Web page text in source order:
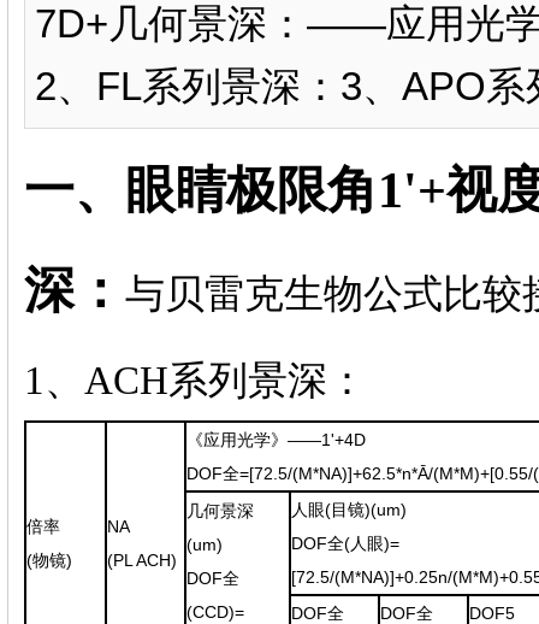
7D+几何景深：——应用光
2、FL系列景深：3、APO系
一、眼睛极限角1'+视
深： 与贝雷克生物公式比较
1、ACH系列景深：
倍率
(物镜)
NA
(PL ACH)
《应用光学》——1'+4D
DOF全=[72.5/(M*NA)]+62.5*n*Ā/(M*M)+[0.55/
几何景深
(um)
DOF全
(CCD)=
人眼(目镜)(um)
DOF全(人眼)=
[72.5/(M*NA)]+0.25n/
DOF全
DOF全
DOF5